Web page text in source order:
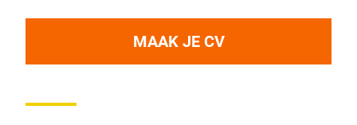
MAAK JE CV